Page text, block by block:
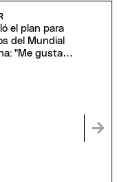
el plan para
del Mundial
"Me gustaría